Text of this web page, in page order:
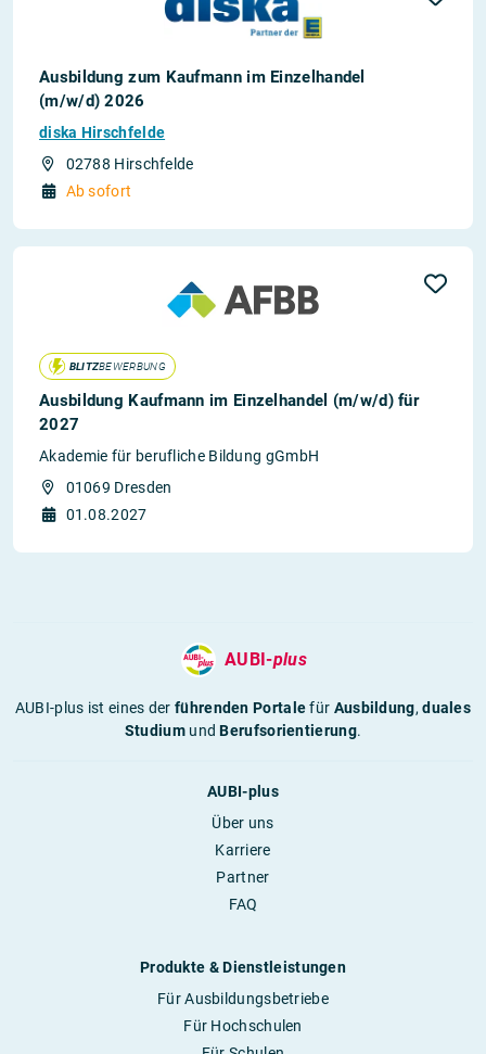
Ausbildung zum Kaufmann im Einzelhandel
(m/w/d) 2026
diska Hirschfelde
02788 Hirschfelde
Ab sofort
BLITZBEWERBUNG
Ausbildung Kaufmann im Einzelhandel (m/w/d) für
2027
Akademie für berufliche Bildung gGmbH
01069 Dresden
01.08.2027
AUBI-plus
AUBI-plus ist eines derführenden Portalefür Ausbildung,duales
StudiumundBerufsorientierung.
AUBI-plus
Über uns
Karriere
Partner
FAQ
Produkte & Dienstleistungen
Für Ausbildungsbetriebe
Für Hochschulen